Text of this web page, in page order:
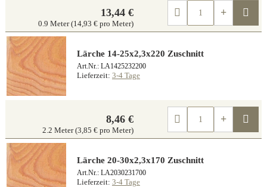
13,44 €
0.9 Meter (14,93 € pro Meter)
Lärche 14-25x2,3x220 Zuschnitt
Art.Nr.: LA1425232200
Lieferzeit: 3-4 Tage
8,46 €
2.2 Meter (3,85 € pro Meter)
Lärche 20-30x2,3x170 Zuschnitt
Art.Nr.: LA2030231700
Lieferzeit: 3-4 Tage